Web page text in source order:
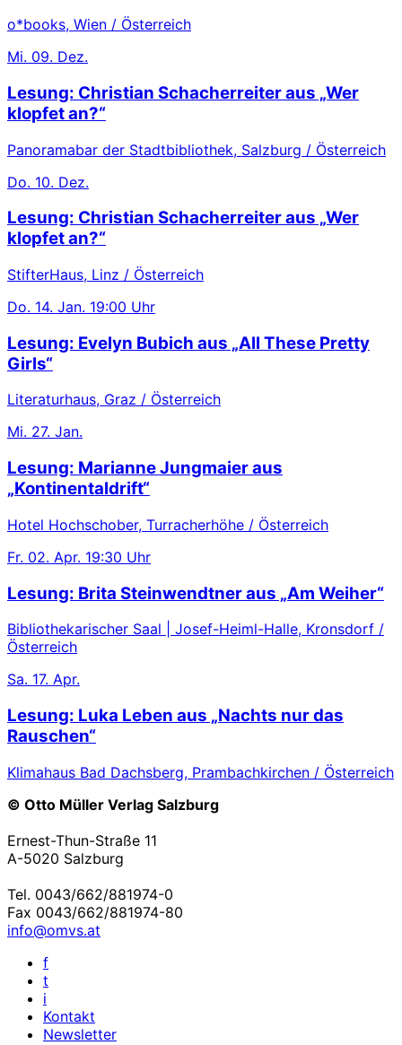
o*books, Wien / Österreich
Mi. 09. Dez.
Lesung: Christian Schacherreiter aus „Wer
klopfet an?“
Panoramabar der Stadtbibliothek, Salzburg / Österreich
Do. 10. Dez.
Lesung: Christian Schacherreiter aus „Wer
klopfet an?“
StifterHaus, Linz / Österreich
Do. 14. Jan. 19:00 Uhr
Lesung: Evelyn Bubich aus „All These Pretty
Girls“
Literaturhaus, Graz / Österreich
Mi. 27. Jan.
Lesung: Marianne Jungmaier aus
„Kontinentaldrift“
Hotel Hochschober, Turracherhöhe / Österreich
Fr. 02. Apr. 19:30 Uhr
Lesung: Brita Steinwendtner aus „Am Weiher“
Bibliothekarischer Saal | Josef-Heiml-Halle, Kronsdorf /
Österreich
Sa. 17. Apr.
Lesung: Luka Leben aus „Nachts nur das
Rauschen“
Klimahaus Bad Dachsberg, Prambachkirchen / Österreich
© Otto Müller Verlag Salzburg
Ernest-Thun-Straße 11
A-5020 Salzburg
Tel. 0043/662/881974-0
Fax 0043/662/881974-80
info@omvs.at
f
t
i
Kontakt
Newsletter